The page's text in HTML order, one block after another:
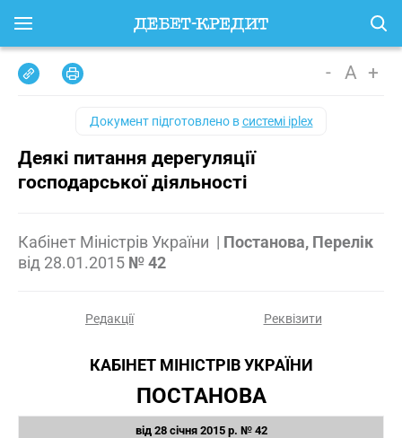
- A +
Документ підготовлено всистемі iplex
Деякі питання дерегуляції
господарської діяльності
Кабінет Міністрів України | Постанова, Перелік
від 28.01.2015 № 42
Редакції Реквізити
КАБІНЕТ МІНІСТРІВ УКРАЇНИ
ПОСТАНОВА
від 28 січня 2015 р. № 42